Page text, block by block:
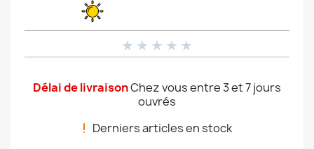
★ ★ ★ ★ ★
Délai de livraisonChez vous entre 3 et 7 jours
ouvrés
Derniers articles en stock